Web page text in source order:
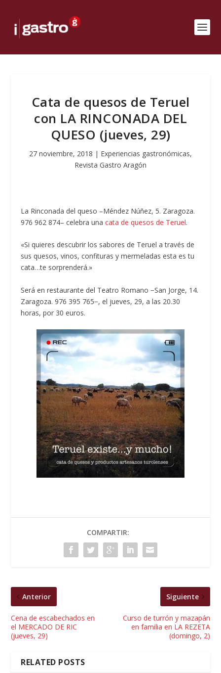
Cata de quesos de Teruel
con LA RINCONADA DEL
QUESO (jueves, 29)
27 noviembre, 2018 | Experiencias gastronómicas,
Revista Gastro Aragón
La Rinconada del queso –Méndez Núñez, 5. Zaragoza.
976 962 874– celebra unacata de quesos de Teruel.
«Si quieres descubrir los sabores de Teruel a través de
sus quesos, vinos, confituras y mermeladas esta es tu
cata…te sorprenderá.»
Será en restaurante del Teatro Romano −San Jorge, 14.
Zaragoza. 976 395 765−, el jueves, 29, a las 20.30
horas, por 30 euros.
COMPARTIR:
Anterior
Cena de escabechados en
el MERCADO DE RIC
(jueves, 29)
Siguiente
Curso de turrón y mazapán
en familia en LA REZETA
(domingo, 2)
RELATED POSTS